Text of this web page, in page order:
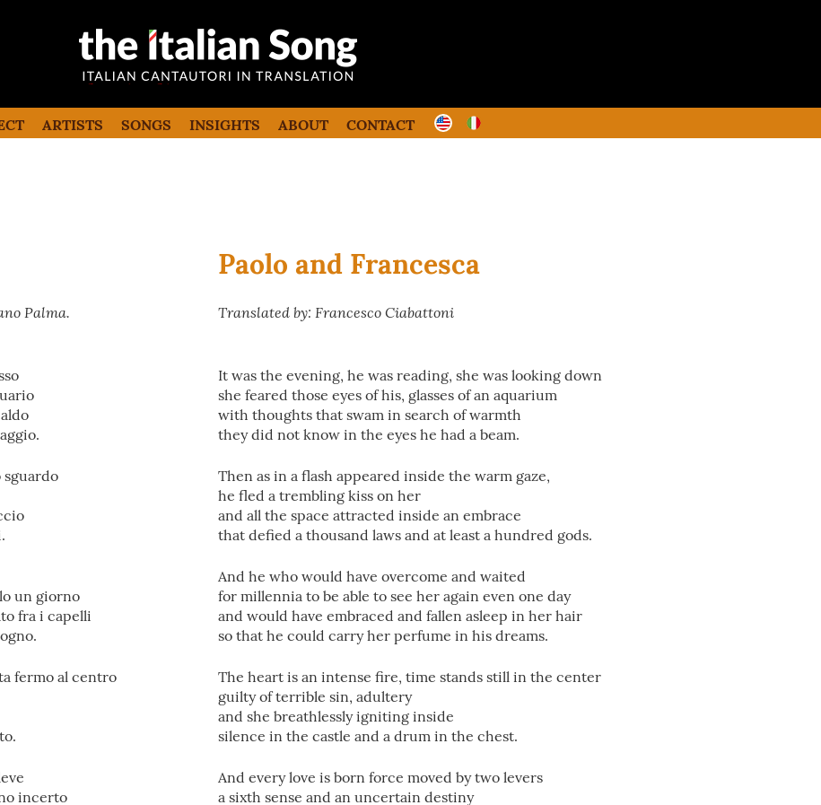
the italian song
ARTISTS SONGS INSIGHTS ABOUT CONTACT
Palma.
sguardo
un giorno
fra i capelli
fermo al centro
incerto
Paolo and Francesca
Translated by: Francesco Ciabattoni
It was the evening, he was reading, she was looking down
she feared those eyes of his, glasses of an aquarium
with thoughts that swam in search of warmth
they did not know in the eyes he had a beam.
Then as in a flash appeared inside the warm gaze,
he fled a trembling kiss on her
and all the space attracted inside an embrace
that defied a thousand laws and at least a hundred gods.
And he who would have overcome and waited
for millennia to be able to see her again even one day
and would have embraced and fallen asleep in her hair
so that he could carry her perfume in his dreams.
The heart is an intense fire, time stands still in the center
guilty of terrible sin, adultery
and she breathlessly igniting inside
silence in the castle and a drum in the chest.
And every love is born force moved by two levers
a sixth sense and an uncertain destiny